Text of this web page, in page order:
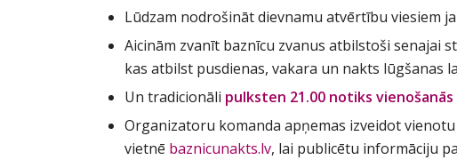
Lūdzam nodrošināt dievnamu atvērtību viesiem
Aicinām zvanīt baznīcu zvanus atbilstoši senajai
kas atbilst pusdienas, vakara un nakts lūgšanas
Un tradicionāli pulksten 21.00 notiks
Organizatoru komanda apņemas izveidot
vietnē baznicunakts.lv, lai publicētu informāciju